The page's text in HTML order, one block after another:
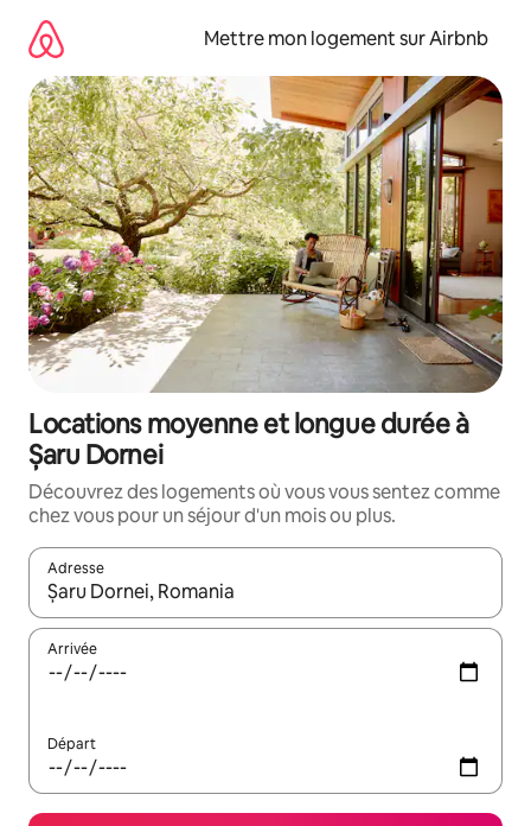
directement
contenu
Mettre mon logement sur Airbnb
Locations moyenne et longue durée à
Șaru Dornei
Découvrez des logements où vous vous sentez comme
chez vous pour un séjour d'un mois ou plus.
Adresse
Lorsque les résultats s'affichent, utilisez les flèches vers le
Arrivée
Départ